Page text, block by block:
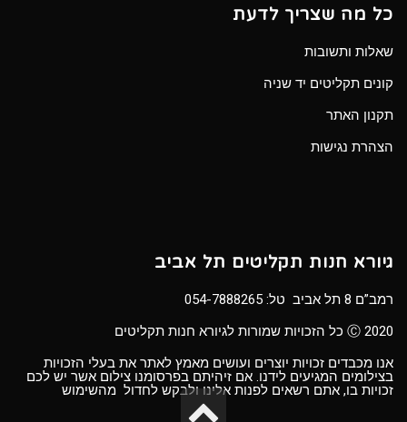
כל מה שצריך לדעת
שאלות ותשובות
קונים תקליטים יד שניה
תקנון האתר
הצהרת נגישות
גיורא חנות תקליטים תל אביב
רמב”ם 8 תל אביב טל:
054-7888265
Ⓒ 2020 כל הזכויות שמורות לגיורא חנות תקליטים
אנו מכבדים זכויות יוצרים ועושים מאמץ לאתר את בעלי הזכויות
בצילומים המגיעים לידנו. אם זיהיתם בפרסומנו צילום אשר יש לכם
זכויות בו, אתם רשאים לפנות אלינו ולבקש לחדול מהשימוש
גלילה